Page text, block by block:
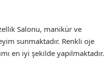
Salonu, manikür ve
sunmaktadır. Renkli oje
en iyi şekilde yapılmaktadır.